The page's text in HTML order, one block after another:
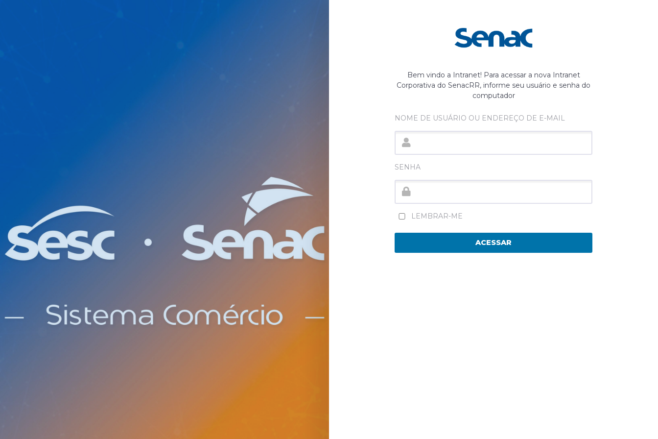
Bem vindo a Intranet! Para acessar a nova Intranet
Corporativa do SenacRR, informe seu usuário e senha do
computador
NOME DE USUÁRIO OU ENDEREÇO DE E-MAIL
SENHA
LEMBRAR-ME